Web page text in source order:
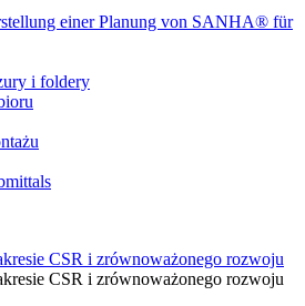
i foldery
CSR i zrównoważonego rozwoju
CSR i zrównoważonego rozwoju